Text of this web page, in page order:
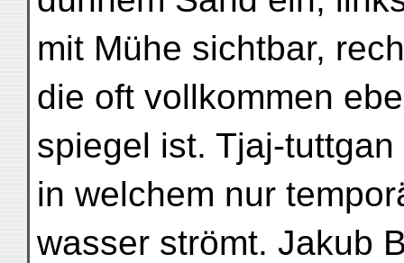
mit Mühe sichtbar,
die oft vollkommen
spiegel ist. Tjaj-
in welchem nur
wasser strömt. Jakub